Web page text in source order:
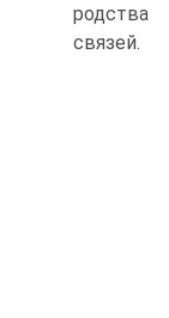
родства
связей.